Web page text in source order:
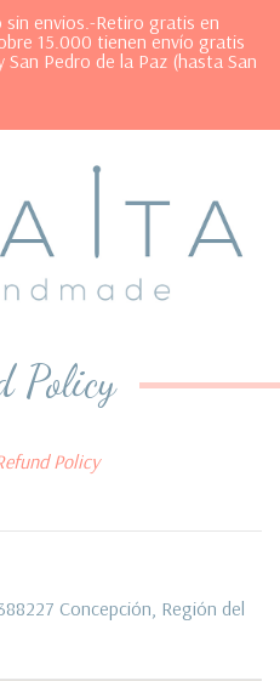
sin envios.-Retiro gratis en
15.000 tienen envío gratis
Pedro de la Paz (hasta San
Policy
Policy
Concepción, Región del